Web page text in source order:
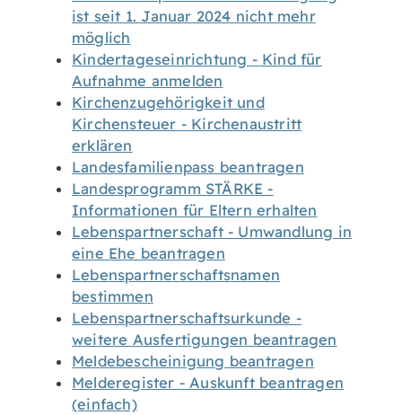
ist seit 1. Januar 2024 nicht mehr
möglich
Kindertageseinrichtung - Kind für
Aufnahme anmelden
Kirchenzugehörigkeit und
Kirchensteuer - Kirchenaustritt
erklären
Landesfamilienpass beantragen
Landesprogramm STÄRKE -
Informationen für Eltern erhalten
Lebenspartnerschaft - Umwandlung in
eine Ehe beantragen
Lebenspartnerschaftsnamen
bestimmen
Lebenspartnerschaftsurkunde -
weitere Ausfertigungen beantragen
Meldebescheinigung beantragen
Melderegister - Auskunft beantragen
(einfach)